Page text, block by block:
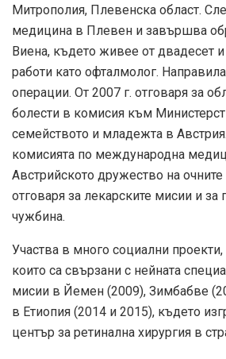
Митрополия, Плевенска област.
медицина в Плевен и завършва
Виена, където живее от двадесет
работи като офталмолог.
операции. От 2007 г. отговаря за
болести в комисия към
семейството и младежта в
комисията по международна
Австрийското дружество на очните
отговаря за лекарските мисии и за
чужбина.
Участва в много социални проекти,
които са свързани с нейната
мисии в Йемен (2009), Зимбабве
в Етиопия (2014 и 2015), където
център за ретинална хирургия в